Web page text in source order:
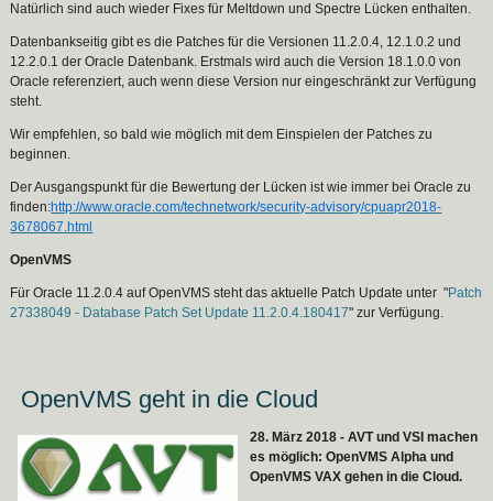
Natürlich sind auch wieder Fixes für Meltdown und Spectre Lücken enthalten.
Datenbankseitig gibt es die Patches für die Versionen 11.2.0.4, 12.1.0.2 und
12.2.0.1 der Oracle Datenbank. Erstmals wird auch die Version 18.1.0.0 von
Oracle referenziert, auch wenn diese Version nur eingeschränkt zur Verfügung
steht.
Wir empfehlen, so bald wie möglich mit dem Einspielen der Patches zu
beginnen.
Der Ausgangspunkt für die Bewertung der Lücken ist wie immer bei Oracle zu
finden:http://www.oracle.com/technetwork/security-advisory/cpuapr2018-
3678067.html
OpenVMS
Für Oracle 11.2.0.4 auf OpenVMS steht das aktuelle Patch Update unter "Patch
27338049 - Database Patch Set Update 11.2.0.4.180417" zur Verfügung.
OpenVMS geht in die Cloud
28. März 2018 - AVT und VSI machen
es möglich: OpenVMS Alpha und
OpenVMS VAX gehen in die Cloud.